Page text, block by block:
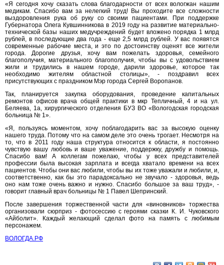
«Я сегодня хочу сказать слова благодарности от всех вологжан нашим
медикам. Спасибо вам за нелегкий труд! Вы проходите все сложности
выздоровления рука об руку со своими пациентами. При поддержке
Губернатора Олега Кувшинникова в 2019 году на развитие материально-
технической базы наших медучреждений будет вложено порядка 1 млрд
рублей, в последующие два года - еще 2,5 млрд рублей. У вас появятся
современные рабочие места, и это по достоинству оценят все жители
города. Дорогие друзья, хочу вам пожелать здоровья, семейного
благополучия, материального благополучия, чтобы вы с удовольствием
жили и трудились в нашем городе, дарили здоровье, которое так
необходимо жителям областной столицы», - поздравил всех
присутствующих с праздником Мэр города Сергей Воропанов.
Так, планируется закупка оборудования, проведение капитальных
ремонтов офисов врача общей практики в мкр Тепличный, 4 и на ул.
Беляева, 1а, хирургического отделения БУЗ ВО «Вологодская городская
больница № 1».
«Я, пользуясь моментом, хочу поблагодарить вас за высокую оценку
нашего труда. Потому что на самом деле это очень трогает. Несмотря на
то, что в 2011 году наша структура относится к области, я постоянно
чувствую вашу любовь и ваше уважение, поддержку, дружбу и помощь.
Спасибо вам! А коллегам пожелаю, чтобы у всех представителей
профессии была высокая зарплата и всегда хватало времени на всех
пациентов. Чтобы они вас любили, чтобы вы их тоже уважали и любили, и,
соответственно, как бы это парадоксально не звучало - здоровья, ведь
оно нам тоже очень важно и нужно. Спасибо большое за ваш труд», -
говорит главный врач больницы № 1 Павел Шепринский.
После завершения торжественной части для «виновников» торжества
организовали сюрприз - фотосессию с героями сказки К. И. Чуковского
«Айболит». Каждый желающий сделал фото на память с любимым
персонажем.
ВОЛОГДА.РФ